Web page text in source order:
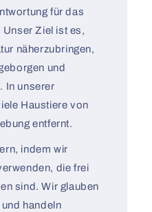
für das
Unser Ziel ist es,
näherzubringen,
und
In unserer
Haustiere von
entfernt.
indem wir
die frei
sind. Wir glauben
handeln